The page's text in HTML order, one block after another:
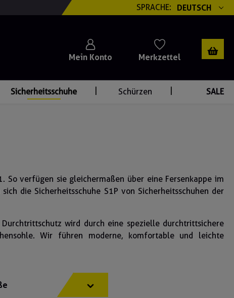
SPRACHE: DEUTSCH
Mein Konto Merkzettel
Sicherheitsschuhe Schürzen SALE
So verfügen sie gleichermaßen über eine Fersenkappe im
die Sicherheitsschuhe S1P von Sicherheitsschuhen der
wird durch eine spezielle durchtrittsichere
Wir führen moderne, komfortable und leichte